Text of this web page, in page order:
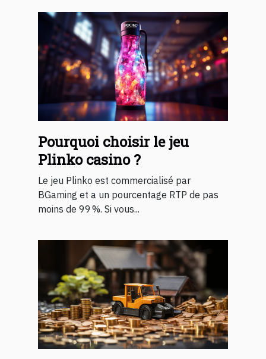
Pourquoi choisir le jeu
Plinko casino ?
Le jeu Plinko est commercialisé par
BGaming et a un pourcentage RTP de pas
moins de 99 %. Si vous...